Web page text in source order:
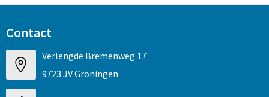
Contact
Verlengde Bremenweg 17
9723 JV Groningen